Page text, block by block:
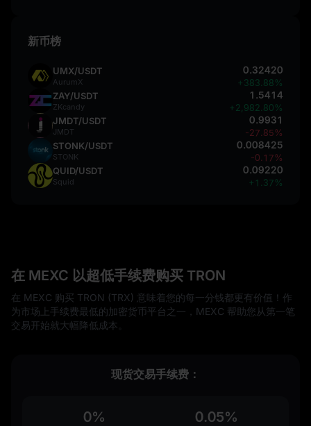
新币榜
UMX/USDT
AurumX
0.32420
+383.88%
ZAY/USDT
ZKcandy
1.5414
+2,982.80%
JMDT/USDT
JMDT
0.9931
-27.85%
STONK/USDT
STONK
0.008425
-0.17%
QUID/USDT
Squid
0.09220
+1.37%
在 MEXC 以超低手续费购买 TRON
在 MEXC 购买 TRON (TRX) 意味着您的每一分钱都更有价值！作
为市场上手续费最低的加密货币平台之一，MEXC 帮助您从第一笔
交易开始就大幅降低成本。
现货交易手续费：
0% 0.05%